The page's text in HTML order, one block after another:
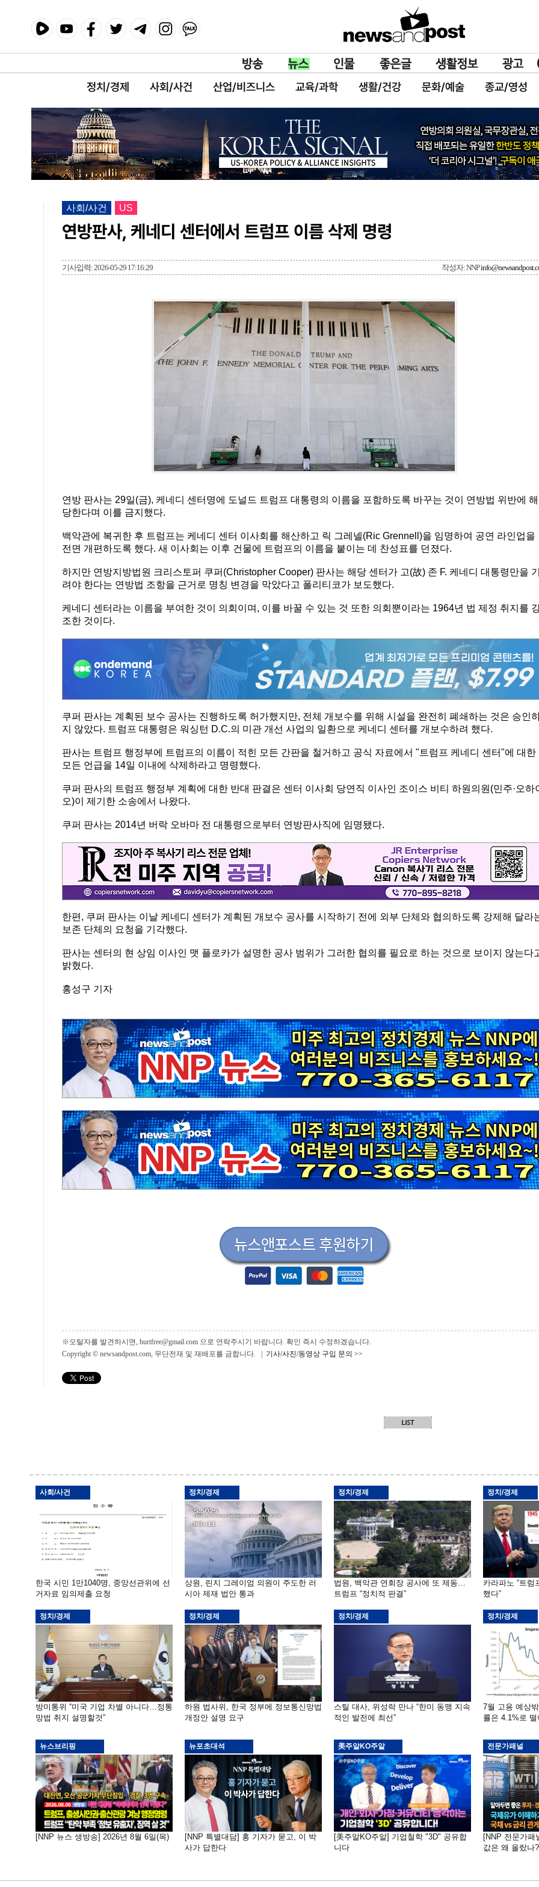
정치/경제 사회/사건 산업/비즈니스 교육/과학 생활/건강 문화/예술 종교/영성
사회/사건 US
연방판사, 케네디 센터에서 트럼프 이름 삭제 명령
기사입력: 2026-05-29 17:16:29 작성자: NNP
연방 판사는 29일(금), 케네디 센터명에 도널드 트럼프 대통령의 이름을 포함하도록 바꾸는 것이 연방법 위반에 해
당한다며 이를 금지했다.
백악관에 복귀한 후 트럼프는 케네디 센터 이사회를 해산하고 릭 그레넬(Ric Grennell)을 임명하여 공연 라인업을
전면 개편하도록 했다. 새 이사회는 이후 건물에 트럼프의 이름을 붙이는 데 찬성표를 던졌다.
하지만 연방지방법원 크리스토퍼 쿠퍼(Christopher Cooper) 판사는 해당 센터가 고(故) 존 F. 케네디 대통령만을
려야 한다는 연방법 조항을 근거로 명칭 변경을 막았다고 폴리티코가 보도했다.
케네디 센터라는 이름을 부여한 것이 의회이며, 이를 바꿀 수 있는 것 또한 의회뿐이라는 1964년 법 제정 취지를
조한 것이다.
쿠퍼 판사는 계획된 보수 공사는 진행하도록 허가했지만, 전체 개보수를 위해 시설을 완전히 폐쇄하는 것은 승인
지 않았다. 트럼프 대통령은 워싱턴 D.C.의 미관 개선 사업의 일환으로 케네디 센터를 개보수하려 했다.
판사는 트럼프 행정부에 트럼프의 이름이 적힌 모든 간판을 철거하고 공식 자료에서 "트럼프 케네디 센터"에 대한
모든 언급을 14일 이내에 삭제하라고 명령했다.
쿠퍼 판사의 트럼프 행정부 계획에 대한 반대 판결은 센터 이사회 당연직 이사인 조이스 비티 하원의원(민주·오하
오)이 제기한 소송에서 나왔다.
쿠퍼 판사는 2014년 버락 오바마 전 대통령으로부터 연방판사직에 임명됐다.
한편, 쿠퍼 판사는 이날 케네디 센터가 계획된 개보수 공사를 시작하기 전에 외부 단체와 협의하도록 강제해 달라
보존 단체의 요청을 기각했다.
판사는 센터의 현 상임 이사인 맷 플로카가 설명한 공사 범위가 그러한 협의를 필요로 하는 것으로 보이지 않는다
밝혔다.
홍성구 기자
※오탈자를 발견하시면, hurtfree@gmail.com 으로 연락주시기 바랍니다. 확인 즉시 수정하겠습니다.
Copyright © newsandpost.com, 무단전재 및 재배포를 금합니다. | 기사/사진/동영상 구입 문의 >>
사회/사건
한국 시민 1만1040명, 중앙선관위에 선
거자료 임의제출 요청
정치/경제
상원, 린지 그레이엄 의원이 주도한 러
시아 제재 법안 통과
정치/경제
법원, 백악관 연회장 공사에 또 제동…
트럼프 “정치적 판결”
정치/경제
카라파노 “트럼
했다”
정치/경제
방미통위 “미국 기업 차별 아니다…정통
망법 취지 설명할것”
정치/경제
하원 법사위, 한국 정부에 정보통신망법
개정안 설명 요구
정치/경제
스틸 대사, 위성락 만나 “한미 동맹 지속
적인 발전에 최선”
정치/경제
7월 고용 예상
률은 4.1%로 떨
뉴스브리핑
[NNP 뉴스 생방송] 2026년 8월 6일(목)
뉴포초대석
[NNP 특별대담] 홍 기자가 묻고, 이 박
사가 답한다
美주알KO주알
[美주알KO주알] 기업철학 "3D" 공유합
니다
전문가패널
[NNP 전문가패
값은 왜 올랐